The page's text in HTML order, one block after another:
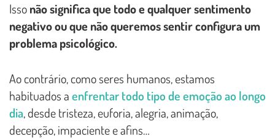
Issonão significa que todo e qualquer sentimento
negativo ou que não queremos sentir configura um
problema psicológico.
Ao contrário, como seres humanos, estamos
habituados aenfrentar todo tipo de emoção ao longo
dia, desde tristeza, euforia, alegria, animação,
decepção, impaciente e afins…